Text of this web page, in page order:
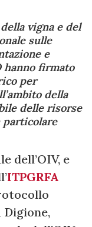
vigna e del
sulle
e
hanno firmato
per
della
delle risorse
dell’OIV, e
ITPGRFA
Digione,